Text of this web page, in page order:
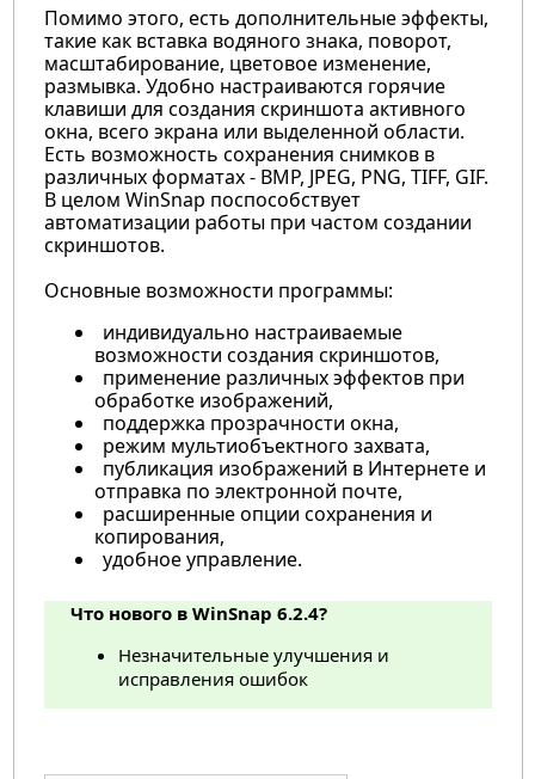
Помимо этого, есть дополнительные эффекты,
такие как вставка водяного знака, поворот,
масштабирование, цветовое изменение,
размывка. Удобно настраиваются горячие
клавиши для создания скриншота активного
окна, всего экрана или выделенной области.
Есть возможность сохранения снимков в
различных форматах - BMP, JPEG, PNG, TIFF, GIF.
В целом WinSnap поспособствует
автоматизации работы при частом создании
скриншотов.
Основные возможности программы:
индивидуально настраиваемые
возможности создания скриншотов,
применение различных эффектов при
обработке изображений,
поддержка прозрачности окна,
режим мультиобъектного захвата,
публикация изображений в Интернете и
отправка по электронной почте,
расширенные опции сохранения и
копирования,
удобное управление.
Что нового в WinSnap 6.2.4?
Незначительные улучшения и
исправления ошибок